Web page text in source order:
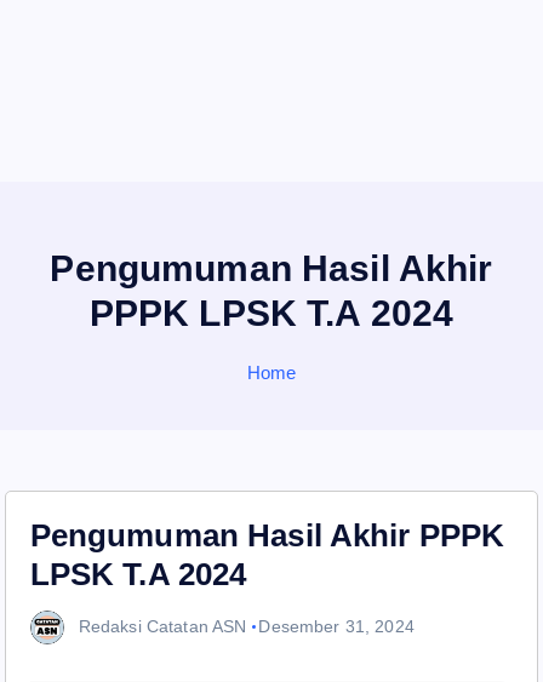
Pengumuman Hasil Akhir
PPPK LPSK T.A 2024
Home
Pengumuman Hasil Akhir PPPK
LPSK T.A 2024
Redaksi Catatan ASN Desember 31, 2024